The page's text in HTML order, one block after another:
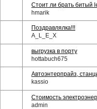
Стоит ли брать битый
hmarik
Поздравлялка!!!
A_L_E_X
выгрузка в порту
hottabuch675
Автоэнтерпрайз,
kassio
Стоимость
admin